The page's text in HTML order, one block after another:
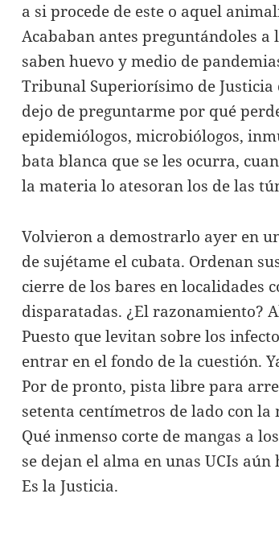
a si procede de este o aquel
Acababan antes preguntándoles
saben huevo y medio de
Tribunal Superiorísimo de Justicia
dejo de preguntarme por qué
epidemiólogos, microbiólogos,
bata blanca que se les ocurra,
la materia lo atesoran los de las
Volvieron a demostrarlo ayer en
de sujétame el cubata. Ordenan
cierre de los bares en localidades
disparatadas. ¿El razonamiento?
Puesto que levitan sobre los
entrar en el fondo de la cuestión.
Por de pronto, pista libre para
setenta centímetros de lado con
Qué inmenso corte de mangas a
se dejan el alma en unas UCIs
Es la Justicia.